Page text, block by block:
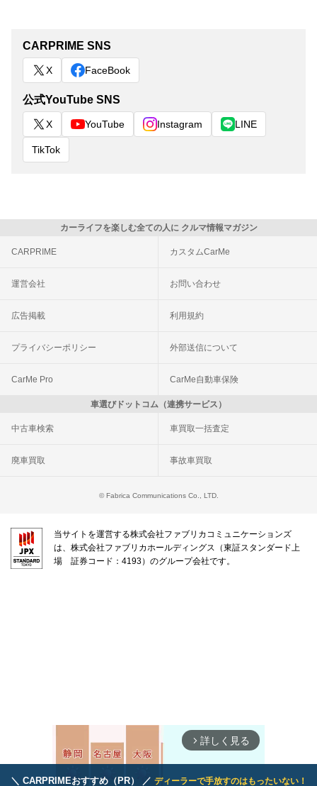
＼ CARPRIMEおすすめ（PR） ／ ディーラーで手放すのはもったいない！
CARPRIME SNS
X FaceBook
公式YouTube SNS
X YouTube Instagram LINE
TikTok
カーライフを楽しむ全ての人に クルマ情報マガジン
CARPRIME カスタムCarMe
運営会社 お問い合わせ
広告掲載 利用規約
プライバシーポリシー 外部送信について
CarMe Pro CarMe自動車保険
車選びドットコム（連携サービス）
中古車検索 車買取一括査定
廃車買取 事故車買取
© Fabrica Communications Co., LTD.
当サイトを運営する株式会社ファブリカコミュニケーションズ
は、株式会社ファブリカホールディングス（東証スタンダード上
場 証券コード：4193）のグループ会社です。
arrow_forward_ios 詳しく見る